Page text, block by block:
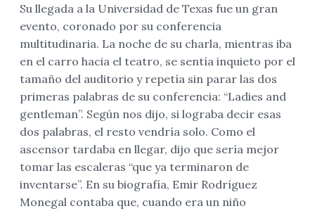
Su llegada a la Universidad de Texas fue un gran
evento, coronado por su conferencia
multitudinaria. La noche de su charla, mientras iba
en el carro hacia el teatro, se sentía inquieto por el
tamaño del auditorio y repetía sin parar las dos
primeras palabras de su conferencia: “Ladies and
gentleman”. Según nos dijo, si lograba decir esas
dos palabras, el resto vendría solo. Como el
ascensor tardaba en llegar, dijo que sería mejor
tomar las escaleras “que ya terminaron de
inventarse”. En su biografía, Emir Rodríguez
Monegal contaba que, cuando era un niño